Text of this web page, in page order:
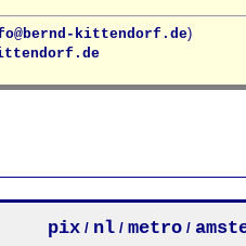
kittendorf.de)
pix / nl / metro /